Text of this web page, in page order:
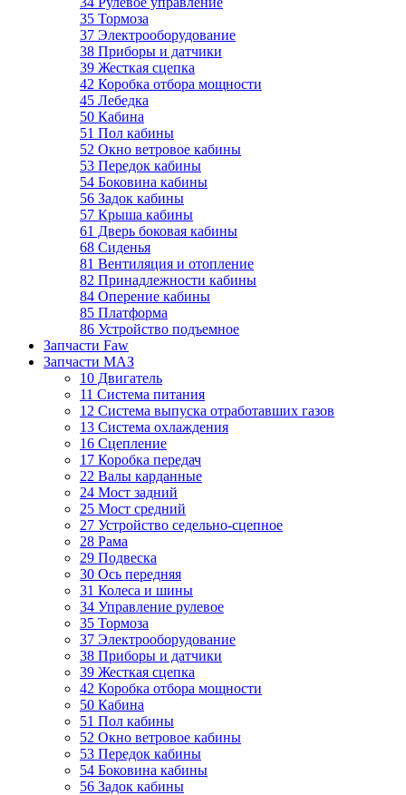
35 Тормоза
37 Электрооборудование
38 Приборы и датчики
39 Жесткая сцепка
42 Коробка отбора мощности
45 Лебедка
50 Кабина
51 Пол кабины
52 Окно ветровое кабины
53 Передок кабины
54 Боковина кабины
56 Задок кабины
57 Крыша кабины
61 Дверь боковая кабины
68 Сиденья
81 Вентиляция и отопление
82 Принадлежности кабины
84 Оперение кабины
85 Платформа
86 Устройство подъемное
Запчасти Faw
Запчасти МАЗ
10 Двигатель
11 Система питания
12 Система выпуска отработавших газов
13 Система охлаждения
16 Сцепление
17 Коробка передач
22 Валы карданные
24 Мост задний
25 Мост средний
27 Устройство седельно-сцепное
28 Рама
29 Подвеска
30 Ось передняя
31 Колеса и шины
34 Управление рулевое
35 Тормоза
37 Электрооборудование
38 Приборы и датчики
39 Жесткая сцепка
42 Коробка отбора мощности
50 Кабина
51 Пол кабины
52 Окно ветровое кабины
53 Передок кабины
54 Боковина кабины
56 Задок кабины